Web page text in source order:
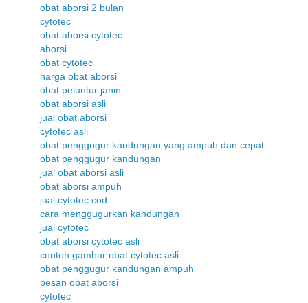
obat aborsi 2 bulan
cytotec
obat aborsi cytotec
aborsi
obat cytotec
harga obat aborsi
obat peluntur janin
obat aborsi asli
jual obat aborsi
cytotec asli
obat penggugur kandungan yang ampuh dan cepat
obat penggugur kandungan
jual obat aborsi asli
obat aborsi ampuh
jual cytotec cod
cara menggugurkan kandungan
jual cytotec
obat aborsi cytotec asli
contoh gambar obat cytotec asli
obat penggugur kandungan ampuh
pesan obat aborsi
cytotec